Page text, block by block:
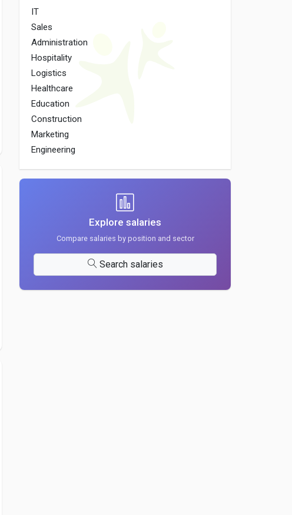
IT
Sales
Administration
Hospitality
Logistics
Healthcare
Education
Construction
Marketing
Engineering
Explore salaries
Compare salaries by position and sector
Search salaries